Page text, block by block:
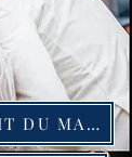
PHOTOS HIGHLIGHT DU MARIAGE